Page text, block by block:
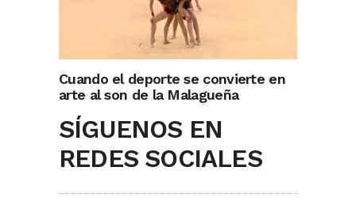
Cuando el deporte se convierte en
arte al son de la Malagueña
SÍGUENOS EN
REDES SOCIALES